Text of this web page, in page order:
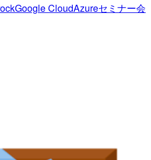
Google CloudAzureセミナー会